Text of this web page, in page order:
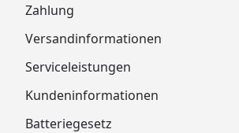
Zahlung
Versandinformationen
Serviceleistungen
Kundeninformationen
Batteriegesetz